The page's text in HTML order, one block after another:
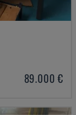
89.000 €